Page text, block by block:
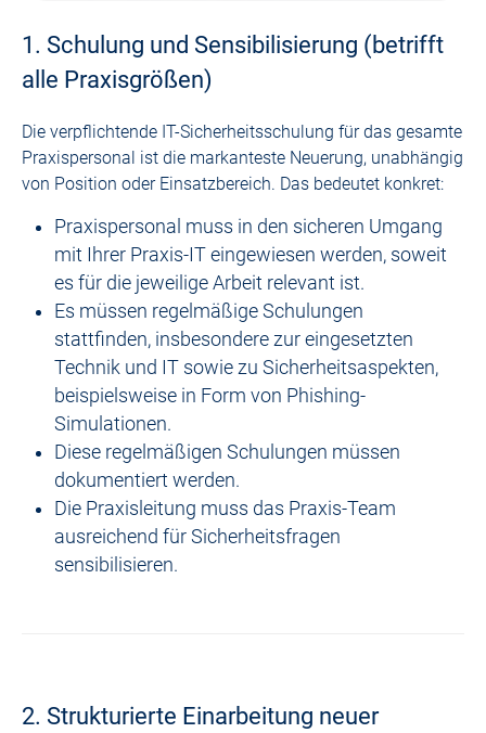
1. Schulung und Sensibilisierung (betrifft
alle Praxisgrößen)
Die verpflichtende IT-Sicherheitsschulung für das gesamte
Praxispersonal ist die markanteste Neuerung, unabhängig
von Position oder Einsatzbereich. Das bedeutet konkret:
Praxispersonal muss in den sicheren Umgang
mit Ihrer Praxis-IT eingewiesen werden, soweit
es für die jeweilige Arbeit relevant ist.
Es müssen regelmäßige Schulungen
stattfinden, insbesondere zur eingesetzten
Technik und IT sowie zu Sicherheitsaspekten,
beispielsweise in Form von Phishing-
Simulationen.
Diese regelmäßigen Schulungen müssen
dokumentiert werden.
Die Praxisleitung muss das Praxis-Team
ausreichend für Sicherheitsfragen
sensibilisieren.
2. Strukturierte Einarbeitung neuer